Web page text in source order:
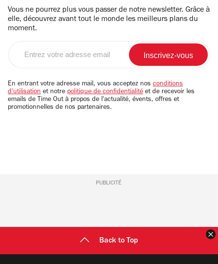
Vous ne pourrez plus vous passer de notre newsletter. Grâce à
elle, découvrez avant tout le monde les meilleurs plans du
moment.
email
En entrant votre adresse mail, vous acceptez nos conditions
d'utilisation et notre politique de confidentialité et de recevoir les
emails de Time Out à propos de l'actualité, évents, offres et
promotionnelles de nos partenaires.
PUBLICITÉ
Back to Top